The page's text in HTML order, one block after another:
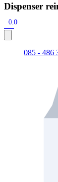
Dispenser
0.0
085 - 486